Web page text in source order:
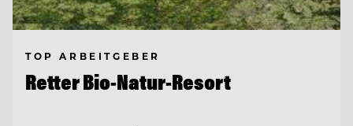
TOP ARBEITGEBER
Retter Bio-Natur-Resort